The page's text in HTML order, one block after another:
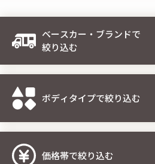
ベースカー・ブランドで
絞り込む
ボディタイプで絞り込む
価格帯で絞り込む